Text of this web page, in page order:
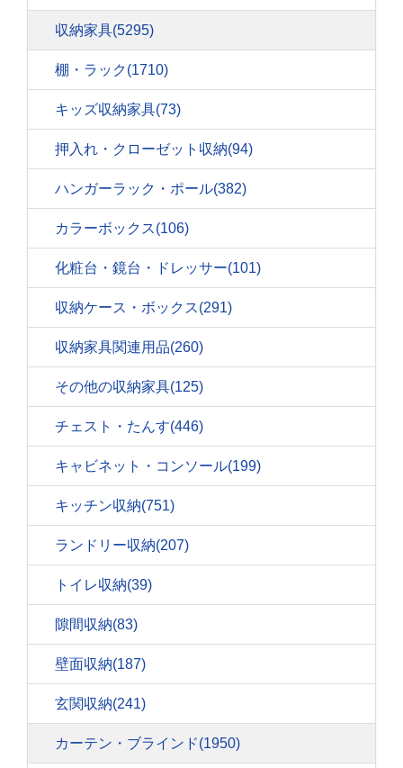
収納家具(5295)
棚・ラック(1710)
キッズ収納家具(73)
押入れ・クローゼット収納(94)
ハンガーラック・ポール(382)
カラーボックス(106)
化粧台・鏡台・ドレッサー(101)
収納ケース・ボックス(291)
収納家具関連用品(260)
その他の収納家具(125)
チェスト・たんす(446)
キャビネット・コンソール(199)
キッチン収納(751)
ランドリー収納(207)
トイレ収納(39)
隙間収納(83)
壁面収納(187)
玄関収納(241)
カーテン・ブラインド(1950)